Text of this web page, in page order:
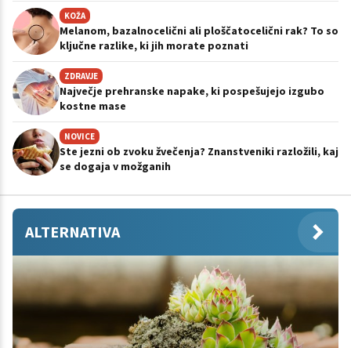
KOŽA
Melanom, bazalnocelični ali ploščatocelični rak? To so
ključne razlike, ki jih morate poznati
ZDRAVJE
Največje prehranske napake, ki pospešujejo izgubo
kostne mase
NOVICE
Ste jezni ob zvoku žvečenja? Znanstveniki razložili, kaj
se dogaja v možganih
ALTERNATIVA